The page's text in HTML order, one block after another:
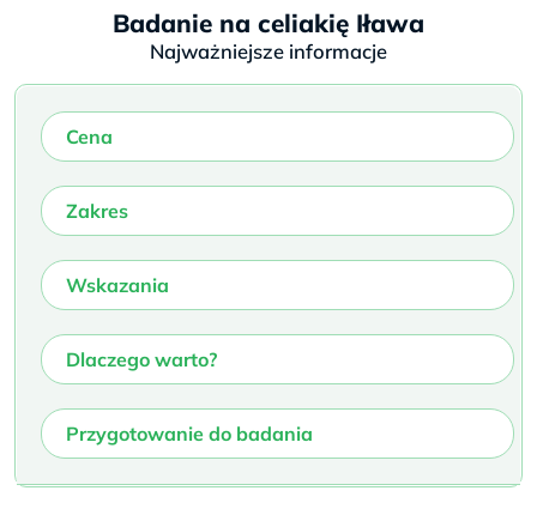
Badanie na celiakię Iława
Najważniejsze informacje
Cena
Zakres
Wskazania
Dlaczego warto?
Przygotowanie do badania